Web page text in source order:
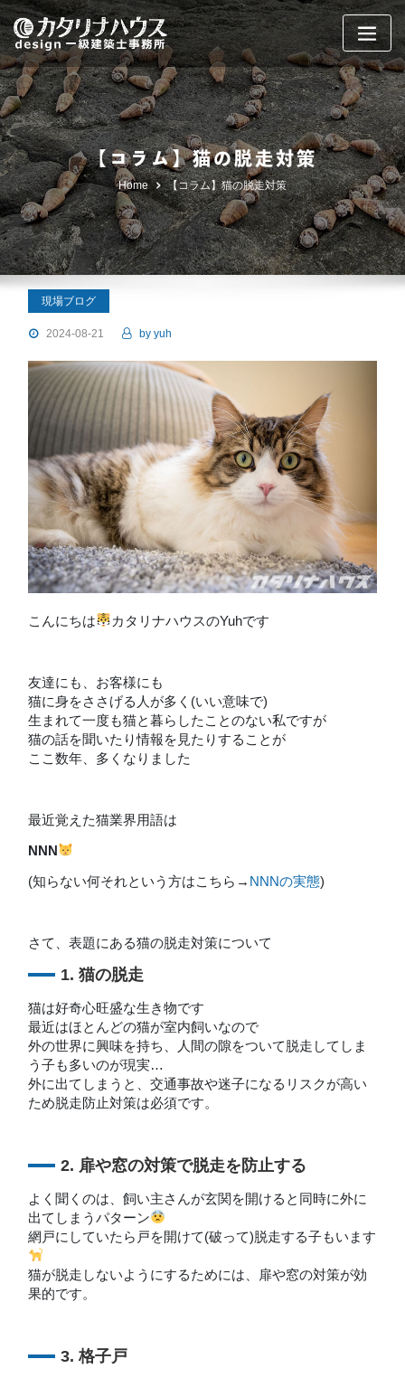
Skip
to
content
【コラム】猫の脱走対策
Home 【コラム】猫の脱走対策
現場ブログ
2024-08-21 by yuh
こんにちは カタリナハウスのYuhです
友達にも、お客様にも
猫に身をささげる人が多く(いい意味で)
生まれて一度も猫と暮らしたことのない私ですが
猫の話を聞いたり情報を見たりすることが
ここ数年、多くなりました
最近覚えた猫業界用語は
NNN
(知らない何それという方はこちら→ NNNの実態)
さて、表題にある猫の脱走対策について
1. 猫の脱走
猫は好奇心旺盛な生き物です
最近はほとんどの猫が室内飼いなので
外の世界に興味を持ち、人間の隙をついて脱走してしま
う子も多いのが現実…
外に出てしまうと、交通事故や迷子になるリスクが高い
ため脱走防止対策は必須です。
2. 扉や窓の対策で脱走を防止する
よく聞くのは、飼い主さんが玄関を開けると同時に外に
出てしまうパターン
網戸にしていたら戸を開けて(破って)脱走する子もいます
猫が脱走しないようにするためには、扉や窓の対策が効
果的です。
3. 格子戸